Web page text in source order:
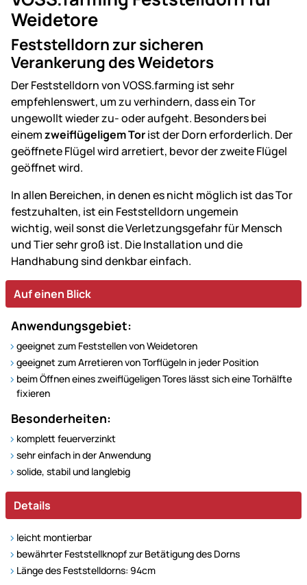
Weidetore
Feststelldorn zur sicheren
Verankerung des Weidetors
Der Feststelldorn von VOSS.farming ist sehr
empfehlenswert, um zu verhindern, dass ein Tor
ungewollt wieder zu- oder aufgeht. Besonders bei
einemzweiflügeligem Torist der Dorn erforderlich. Der
geöffnete Flügel wird arretiert, bevor der zweite Flügel
geöffnet wird.
In allen Bereichen, in denen es nicht möglich ist das Tor
festzuhalten, ist ein Feststelldorn ungemein
wichtig, weil sonst die Verletzungsgefahr für Mensch
und Tier sehr groß ist. Die Installation und die
Handhabung sind denkbar einfach.
Auf einen Blick
Anwendungsgebiet:
geeignet zum Feststellen von Weidetoren
geeignet zum Arretieren von Torflügeln in jeder Position
beim Öffnen eines zweiflügeligen Tores lässt sich eine Torhälfte
fixieren
Besonderheiten:
komplett feuerverzinkt
sehr einfach in der Anwendung
solide, stabil und langlebig
Details
leicht montierbar
bewährter Feststellknopf zur Betätigung des Dorns
Länge des Feststelldorns: 94cm